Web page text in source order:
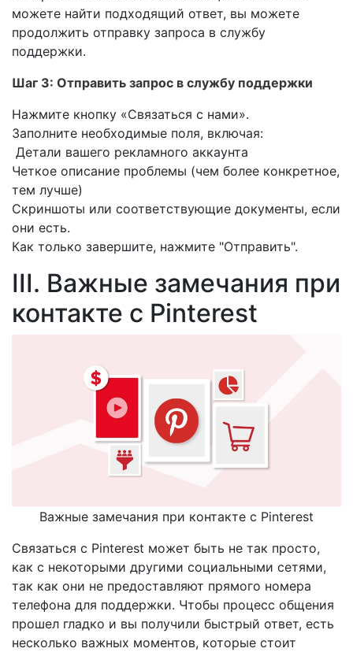
можете найти подходящий ответ, вы можете
продолжить отправку запроса в службу
поддержки.
Шаг 3: Отправить запрос в службу поддержки
Нажмите кнопку «Связаться с нами».
Заполните необходимые поля, включая:
Детали вашего рекламного аккаунта
Четкое описание проблемы (чем более конкретное,
тем лучше)
Скриншоты или соответствующие документы, если
они есть.
Как только завершите, нажмите "Отправить".
III. Важные замечания при
контакте с Pinterest
Важные замечания при контакте с Pinterest
Связаться с Pinterest может быть не так просто,
как с некоторыми другими социальными сетями,
так как они не предоставляют прямого номера
телефона для поддержки. Чтобы процесс общения
прошел гладко и вы получили быстрый ответ, есть
несколько важных моментов, которые стоит